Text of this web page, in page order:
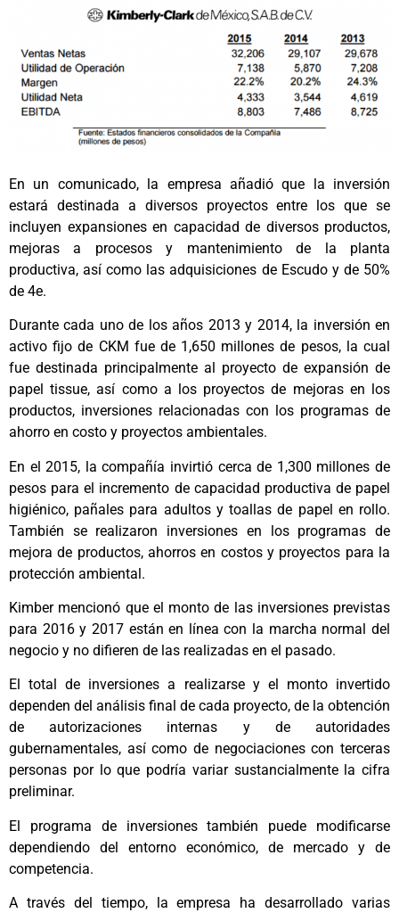
En un comunicado, la empresa añadió que la inversión
estará destinada a diversos proyectos entre los que se
incluyen expansiones en capacidad de diversos productos,
mejoras a procesos y mantenimiento de la planta
productiva, así como las adquisiciones de Escudo y de 50%
de 4e.
Durante cada uno de los años 2013 y 2014, la inversión en
activo fijo de CKM fue de 1,650 millones de pesos, la cual
fue destinada principalmente al proyecto de expansión de
papel tissue, así como a los proyectos de mejoras en los
productos, inversiones relacionadas con los programas de
ahorro en costo y proyectos ambientales.
En el 2015, la compañía invirtió cerca de 1,300 millones de
pesos para el incremento de capacidad productiva de papel
higiénico, pañales para adultos y toallas de papel en rollo.
También se realizaron inversiones en los programas de
mejora de productos, ahorros en costos y proyectos para la
protección ambiental.
Kimber mencionó que el monto de las inversiones previstas
para 2016 y 2017 están en línea con la marcha normal del
negocio y no difieren de las realizadas en el pasado.
El total de inversiones a realizarse y el monto invertido
dependen del análisis final de cada proyecto, de la obtención
de autorizaciones internas y de autoridades
gubernamentales, así como de negociaciones con terceras
personas por lo que podría variar sustancialmente la cifra
preliminar.
El programa de inversiones también puede modificarse
dependiendo del entorno económico, de mercado y de
competencia.
A través del tiempo, la empresa ha desarrollado varias